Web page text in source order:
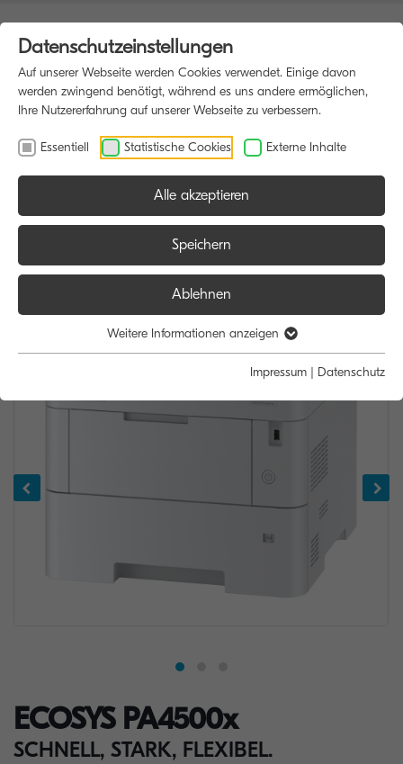
ECOSYS PA4500x
SCHNELL, STARK, FLEXIBEL.
Datenschutzeinstellungen
Auf unserer Webseite werden Cookies verwendet. Einige davon
werden zwingend benötigt, während es uns andere ermöglichen,
Ihre Nutzererfahrung auf unserer Webseite zu verbessern.
Essentiell Statistische Cookies Externe Inhalte
Alle akzeptieren
Speichern
Ablehnen
Weitere Informationen anzeigen
Impressum | Datenschutz